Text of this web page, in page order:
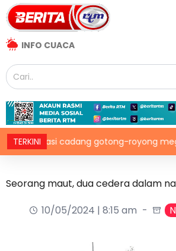
INFO CUACA
TERKINIcadang gotong-royong mega
Seorang maut, dua cedera dalam
10/05/2024 | 8:15 am